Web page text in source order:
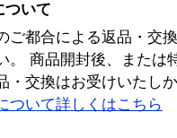
ついて
ご都合による返品・交
。 商品開封後、または
・交換はお受けいたし
ついて詳しくはこちら